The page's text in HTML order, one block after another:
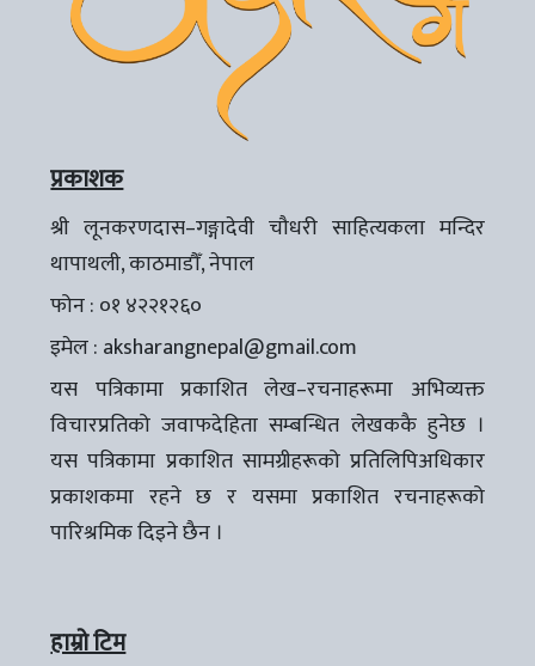
प्रकाशक
श्री लूनकरणदास–गङ्गादेवी चौधरी साहित्यकला मन्दिर
थापाथली, काठमाडौँ, नेपाल
फोन : ०१ ४२२१२६०
इमेल : aksharangnepal@gmail.com
यस पत्रिकामा प्रकाशित लेख–रचनाहरूमा अभिव्यक्त
विचारप्रतिको जवाफदेहिता सम्बन्धित लेखककै हुनेछ ।
यस पत्रिकामा प्रकाशित सामग्रीहरूको प्रतिलिपिअधिकार
प्रकाशकमा रहने छ र यसमा प्रकाशित रचनाहरूको
पारिश्रमिक दिइने छैन ।
हाम्रो टिम